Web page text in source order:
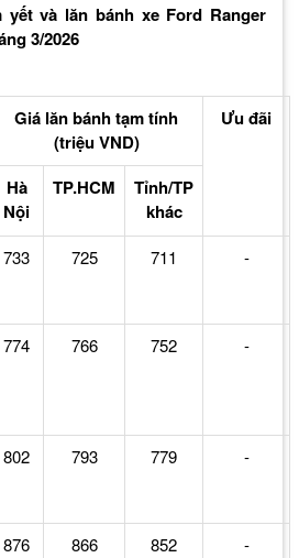
yết và lăn bánh xe Ford Ranger
3/2026
Giá lăn bánh tạm tính
(triệu VND)
Ưu đãi
Hà
Nội
TP.HCM
Tỉnh/TP
khác
733 725 711 -
774 766 752 -
802 793 779 -
876 866 852 -